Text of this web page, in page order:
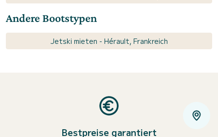
Andere Bootstypen
Jetski mieten - Hérault, Frankreich
Bestpreise garantiert